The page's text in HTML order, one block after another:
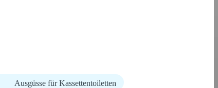
Ausgüsse für Kassettentoiletten